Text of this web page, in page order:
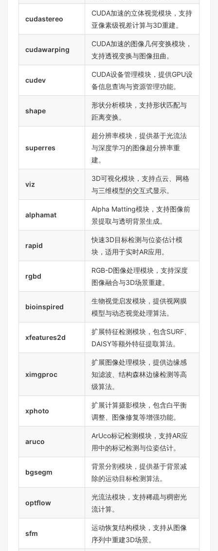
cudastereo
CUDA加速的立体视觉模块，支持
亚像素级视差计算与3D重建。
cudawarping
CUDA加速的图像几何变换模块，
支持透视变换与图像扭曲。
cudev
CUDA设备管理模块，提供GPU设
备信息查询与资源管理功能。
shape
形状分析模块，支持形状匹配与
距离变换。
superres
超分辨率模块，提供基于光流法
与深度学习的图像超分辨率重
建。
viz
3D可视化模块，支持点云、网格
与三维模型的交互式显示。
alphamat
Alpha Matting模块，支持图像前
景提取与透明背景生成。
rapid
快速3D目标检测与位姿估计模
块，适用于实时AR应用。
rgbd
RGB-D图像处理模块，支持深度
图像融合与3D场景重建。
bioinspired
生物视觉启发模块，提供视网膜
模型与动态视觉处理算法。
xfeatures2d
扩展特征检测模块，包含SURF、
DAISY等额外特征提取算法。
ximgproc
扩展图像处理模块，提供边缘感
知滤波、结构森林边缘检测等高
级算法。
xphoto
扩展计算摄影模块，包含白平衡
调整、图像修复等增强功能。
aruco
ArUco标记检测模块，支持AR应
用中的标记检测与位姿估计。
bgsegm
背景分割模块，提供基于背景减
除的运动目标检测算法。
optflow
光流法模块，支持稀疏与稠密光
流计算。
sfm
运动恢复结构模块，支持从图像
序列中重建3D场景。